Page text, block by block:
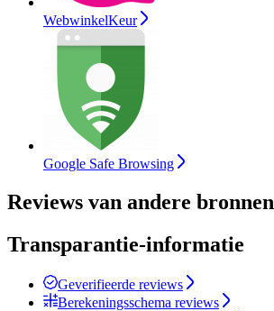
WebwinkelKeur
Google Safe Browsing
Reviews van andere bronnen
Transparantie-informatie
Geverifieerde reviews
Berekeningsschema reviews